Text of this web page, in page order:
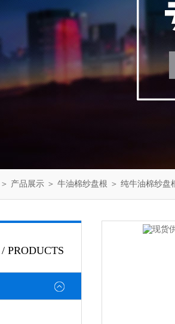
＞ 产品展示 ＞ 牛油棉纱盘根 ＞ 纯牛油棉纱盘
/ PRODUCTS